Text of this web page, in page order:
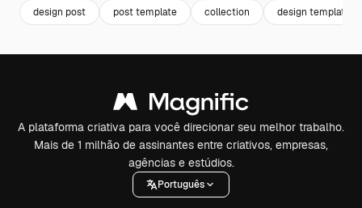
design post post template collection design template
A plataforma criativa para você direcionar seu melhor trabalho.
Mais de 1 milhão de assinantes entre criativos, empresas,
agências e estúdios.
Português